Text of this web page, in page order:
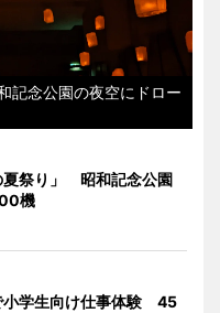
記念公園の夜空にドロー
夏祭り」 昭和記念公園
機
小学生向け仕事体験 45